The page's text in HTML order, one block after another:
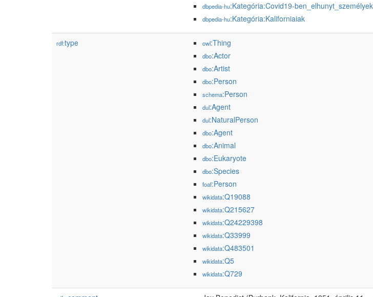
dbpedia-hu:Kategória:Covid19-ben_elhunyt_személyek
dbpedia-hu:Kategória:Kaliforniaiak
rdf:type owl:Thing
dbo:Actor
dbo:Artist
dbo:Person
schema:Person
dul:Agent
dul:NaturalPerson
dbo:Agent
dbo:Animal
dbo:Eukaryote
dbo:Species
foaf:Person
wikidata:Q19088
wikidata:Q215627
wikidata:Q24229398
wikidata:Q33999
wikidata:Q483501
wikidata:Q5
wikidata:Q729